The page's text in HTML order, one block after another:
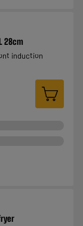
28cm
induction